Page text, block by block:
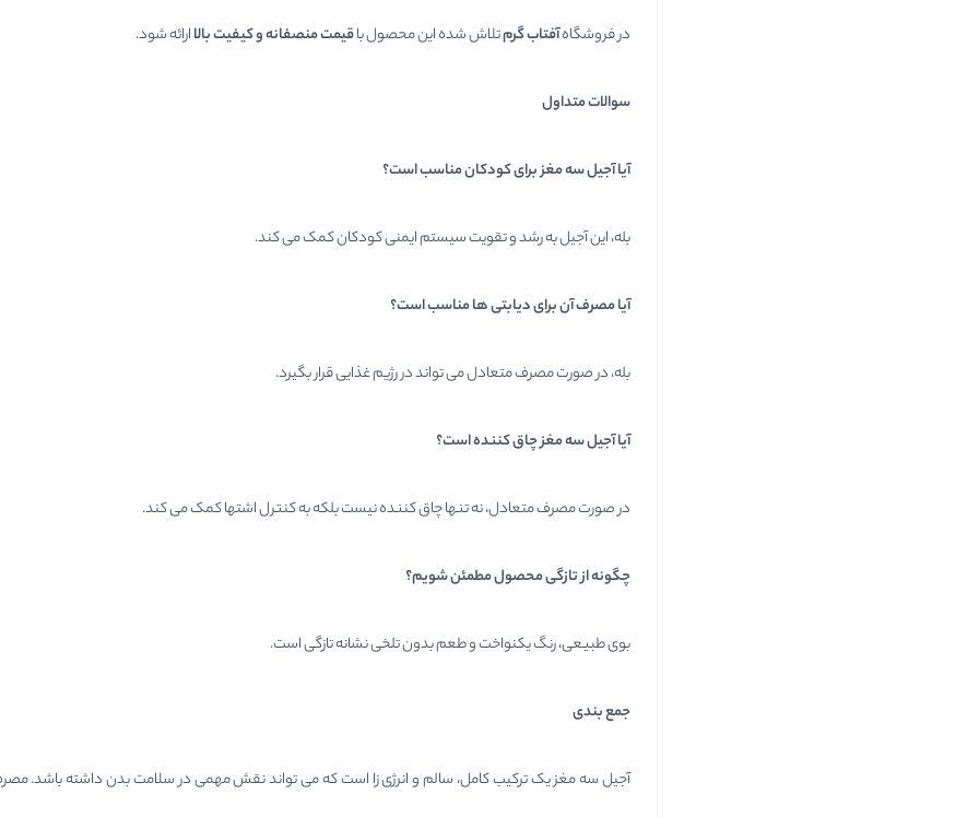
در فروشگاهآفتاب گرمتلاش شده این محصول باقیمت منصفانه و کیفیت بالاارائه شود.
سوالات متداول
آیا آجیل سه مغز برای کودکان مناسب است؟
بله، این آجیل به رشد و تقویت سیستم ایمنی کودکان کمک می کند.
آیا مصرف آن برای دیابتی ها مناسب است؟
بله، در صورت مصرف متعادل می تواند در رژیم غذایی قرار بگیرد.
آیا آجیل سه مغز چاق کننده است؟
در صورت مصرف متعادل، نه تنها چاق کننده نیست بلکه به کنترل اشتها کمک می کند.
چگونه از تازگی محصول مطمئن شویم؟
بوی طبیعی، رنگ یکنواخت و طعم بدون تلخی نشانه تازگی است.
جمع بندی
آجیل سه مغز یک ترکیب کامل، سالم و انرژی زا است که می تواند نقش مهمی در سلامت بدن داشته باشد.